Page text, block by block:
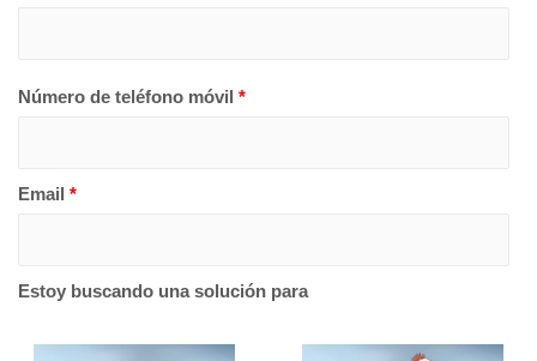
Número de teléfono móvil *
Email *
Estoy buscando una solución para